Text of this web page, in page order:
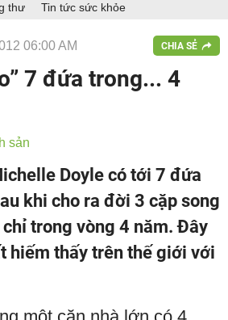
thư Tin tức sức khỏe
06:00 AM CHIA SẺ
7 đứa trong... 4
sản
Doyle có tới 7 đứa
khi cho ra đời 3 cặp song
trong vòng 4 năm. Đây
hiếm thấy trên thế giới với